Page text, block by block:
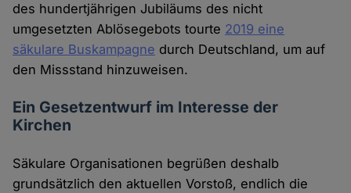
des hundertjährigen Jubiläums des nicht
umgesetzten Ablösegebots tourte 2019 eine
säkulare Buskampagne durch Deutschland, um auf
den Missstand hinzuweisen.
Ein Gesetzentwurf im Interesse der
Kirchen
Säkulare Organisationen begrüßen deshalb
grundsätzlich den aktuellen Vorstoß, endlich die